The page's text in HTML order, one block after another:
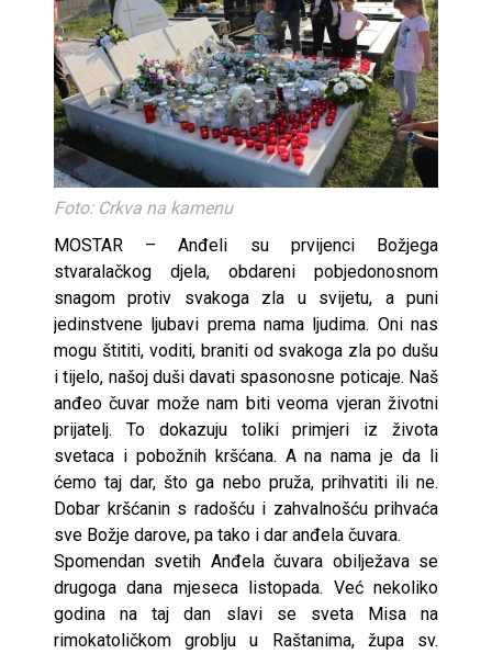
Foto: Crkva na kamenu
MOSTAR – Anđeli su prvijenci Božjega
stvaralačkog djela, obdareni pobjedonosnom
snagom protiv svakoga zla u svijetu, a puni
jedinstvene ljubavi prema nama ljudima. Oni nas
mogu štititi, voditi, braniti od svakoga zla po dušu
i tijelo, našoj duši davati spasonosne poticaje. Naš
anđeo čuvar može nam biti veoma vjeran životni
prijatelj. To dokazuju toliki primjeri iz života
svetaca i pobožnih kršćana. A na nama je da li
ćemo taj dar, što ga nebo pruža, prihvatiti ili ne.
Dobar kršćanin s radošću i zahvalnošću prihvaća
sve Božje darove, pa tako i dar anđela čuvara.
Spomendan svetih Anđela čuvara obilježava se
drugoga dana mjeseca listopada. Već nekoliko
godina na taj dan slavi se sveta Misa na
rimokatoličkom groblju u Raštanima, župa sv.